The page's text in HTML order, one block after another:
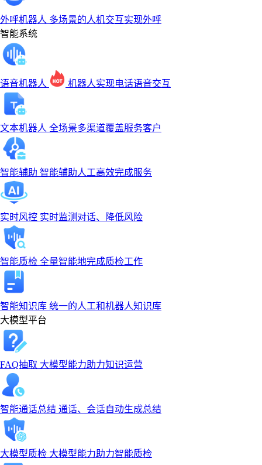
外呼机器人 多场景的人机交互实现外呼
智能系统
语音机器人 机器人实现电话语音交互
文本机器人 全场景多渠道覆盖服务客户
智能辅助 智能辅助人工高效完成服务
实时风控 实时监测对话、降低风险
智能质检 全量智能地完成质检工作
智能知识库 统一的人工和机器人知识库
大模型平台
FAQ抽取 大模型能力助力知识运营
智能通话总结 通话、会话自动生成总结
大模型质检 大模型能力助力智能质检